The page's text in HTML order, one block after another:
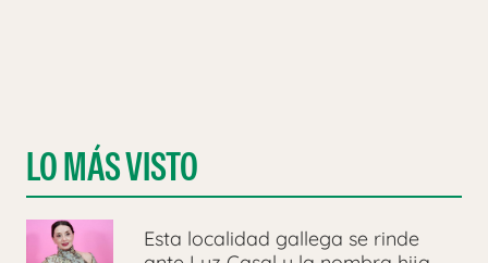
LO MÁS VISTO
Esta localidad gallega se rinde